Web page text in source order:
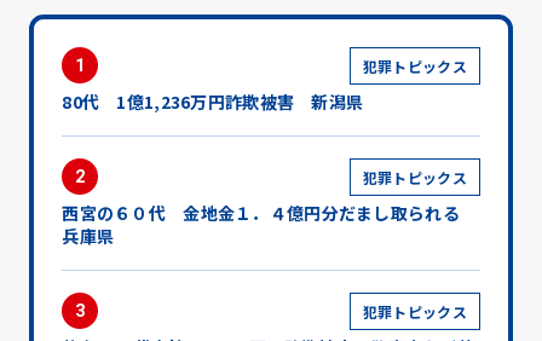
1 犯罪トピックス
80代 1億1,236万円詐欺被害 新潟県
2 犯罪トピックス
西宮の６０代 金地金１．４億円分だまし取られる
兵庫県
3 犯罪トピックス